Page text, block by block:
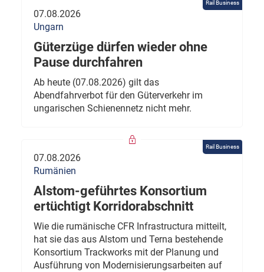
Rail Business
07.08.2026
Ungarn
Güterzüge dürfen wieder ohne
Pause durchfahren
Ab heute (07.08.2026) gilt das
Abendfahrverbot für den Güterverkehr im
ungarischen Schienennetz nicht mehr.
Rail Business
07.08.2026
Rumänien
Alstom-geführtes Konsortium
ertüchtigt Korridorabschnitt
Wie die rumänische CFR Infrastructura mitteilt,
hat sie das aus Alstom und Terna bestehende
Konsortium Trackworks mit der Planung und
Ausführung von Modernisierungsarbeiten auf